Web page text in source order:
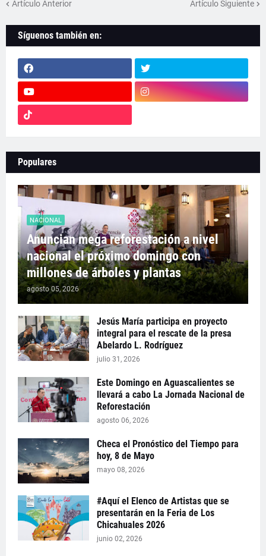
Artículo Anterior Artículo Siguiente
Síguenos también en:
Populares
NACIONAL
Anuncian mega reforestación a nivel
nacional el próximo domingo con
millones de árboles y plantas
agosto 05, 2026
Jesús María participa en proyecto
integral para el rescate de la presa
Abelardo L. Rodríguez
julio 31, 2026
Este Domingo en Aguascalientes se
llevará a cabo La Jornada Nacional de
Reforestación
agosto 06, 2026
Checa el Pronóstico del Tiempo para
hoy, 8 de Mayo
mayo 08, 2026
#Aquí el Elenco de Artistas que se
presentarán en la Feria de Los
Chicahuales 2026
junio 02, 2026